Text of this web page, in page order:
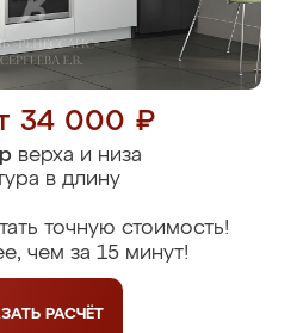
34 000 ₽
верха и низа
в длину
точную стоимость!
чем за 15 минут!
РАСЧЁТ